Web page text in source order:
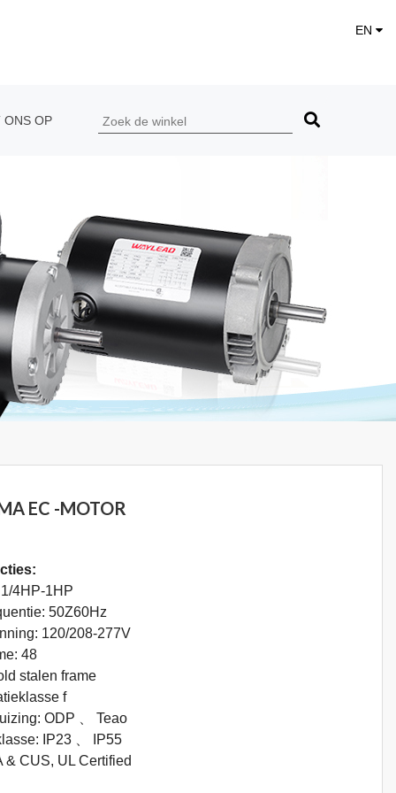
EN
ONS OP
EC -MOTOR
4HP-1HP
50Z60Hz
120/208-277V
48
stalen frame
f
ODP 、 Teao
IP23 、 IP55
& CUS, UL Certified